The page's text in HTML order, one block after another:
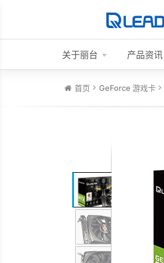
关于丽台 产品资讯
首页 GeForce 游戏卡